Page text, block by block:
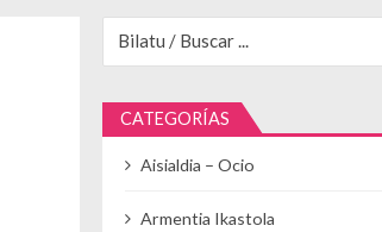
CATEGORÍAS
Aisialdia – Ocio
Armentia Ikastola